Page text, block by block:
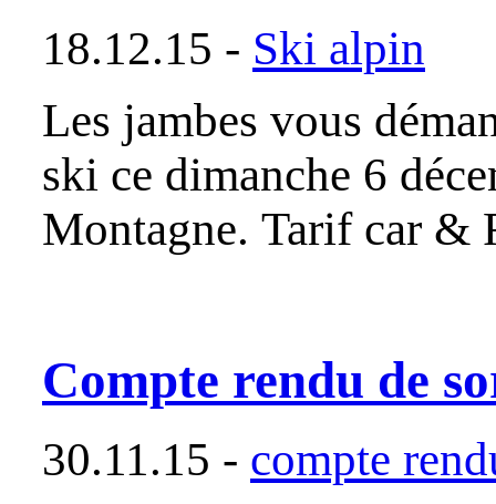
18.12.15 - Ski alpin
Les jambes vous
ski ce dimanche 6
Montagne. Tarif car
Compte rendu de
30.11.15 - compte